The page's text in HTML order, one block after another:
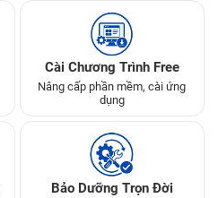
Cài Chương Trình Free
Nâng cấp phần mềm, cài ứng
dụng
Bảo Dưỡng Trọn Đời